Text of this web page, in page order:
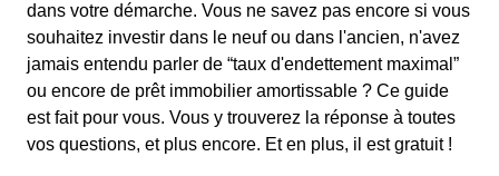
dans votre démarche. Vous ne savez pas encore si vous
souhaitez investir dans le neuf ou dans l'ancien, n'avez
jamais entendu parler de “taux d'endettement maximal”
ou encore de prêt immobilier amortissable ? Ce guide
est fait pour vous. Vous y trouverez la réponse à toutes
vos questions, et plus encore. Et en plus, il est gratuit !